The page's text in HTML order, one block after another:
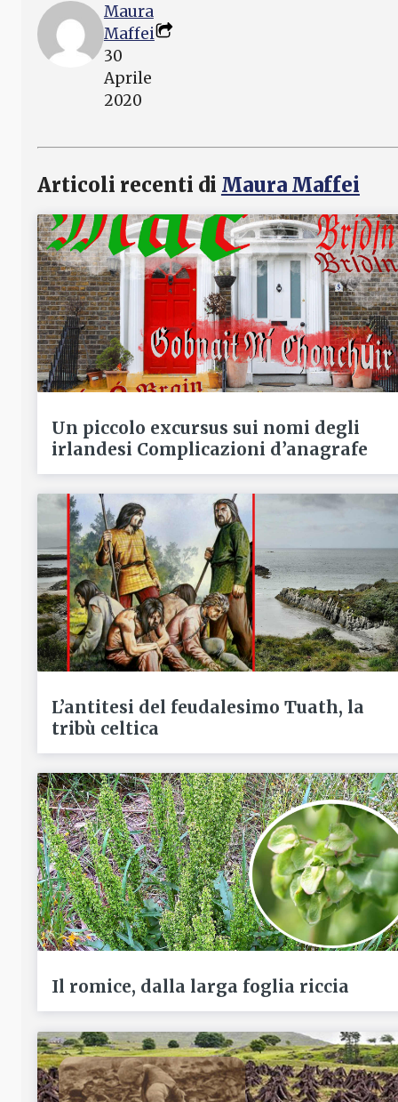
Maura
Maffei
30
Aprile
2020
Articoli recenti di Maura Maffei
Un piccolo excursus sui nomi degli
irlandesi Complicazioni d’anagrafe
L’antitesi del feudalesimo Tuath, la
tribù celtica
Il romice, dalla larga foglia riccia